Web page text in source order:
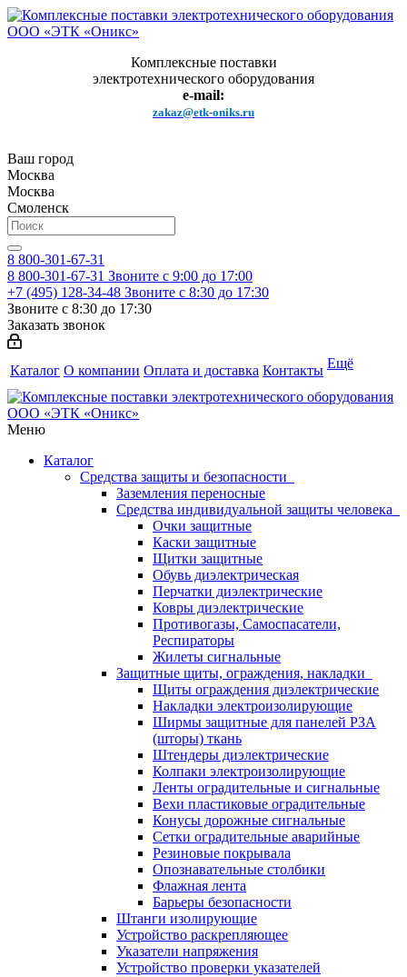
Комплексные поставки
электротехнического оборудования
e-mail:
zakaz@etk-oniks.ru
Ваш город
Москва
Москва
Смоленск
8 800-301-67-31
8 800-301-67-31 Звоните с 9:00 до 17:00
+7 (495) 128-34-48 Звоните с 8:30 до 17:30
Звоните с 8:30 до 17:30
Заказать звонок
Каталог О компании Оплата и доставка Контакты Ещё
Меню
Каталог
Средства защиты и безопасности
Заземления переносные
Средства индивидуальной защиты человека
Очки защитные
Каски защитные
Щитки защитные
Обувь диэлектрическая
Перчатки диэлектрические
Ковры диэлектрические
Противогазы, Самоспасатели,
Респираторы
Жилеты сигнальные
Защитные щиты, ограждения, накладки
Щиты ограждения диэлектрические
Накладки электроизолирующие
Ширмы защитные для панелей РЗА
(шторы) ткань
Штендеры диэлектрические
Колпаки электроизолирующие
Ленты оградительные и сигнальные
Вехи пластиковые оградительные
Конусы дорожные сигнальные
Сетки оградительные аварийные
Резиновые покрывала
Опознавательные столбики
Флажная лента
Барьеры безопасности
Штанги изолирующие
Устройство раскрепляющее
Указатели напряжения
Устройство проверки указателей